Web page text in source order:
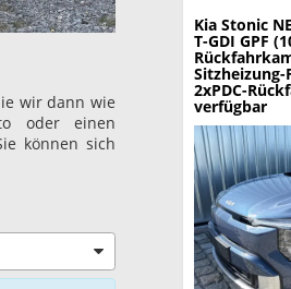
wir dann wie
oder einen
können sich
Kia Stonic
T-GDI GPF
2xPDC-
verfügbar